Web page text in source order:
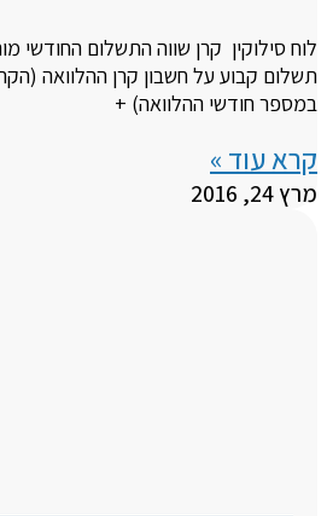
לוח סילוקין קרן שווה התשלום החודשי
תשלום קבוע על חשבון קרן ההלוואה
במספר חודשי ההלוואה) +
קרא עוד »
מרץ 24, 2016